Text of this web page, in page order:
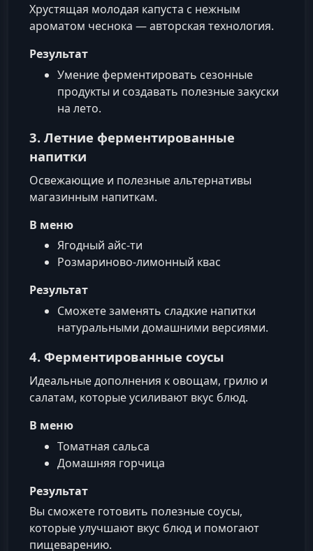
Хрустящая молодая капуста с нежным
ароматом чеснока — авторская технология.
Результат
Умение ферментировать сезонные
продукты и создавать полезные закуски
на лето.
3. Летние ферментированные
напитки
Освежающие и полезные альтернативы
магазинным напиткам.
В меню
Ягодный айс-ти
Розмариново‑лимонный квас
Результат
Сможете заменять сладкие напитки
натуральными домашними версиями.
4. Ферментированные соусы
Идеальные дополнения к овощам, грилю и
салатам, которые усиливают вкус блюд.
В меню
Томатная сальса
Домашняя горчица
Результат
Вы сможете готовить полезные соусы,
которые улучшают вкус блюд и помогают
пищеварению.